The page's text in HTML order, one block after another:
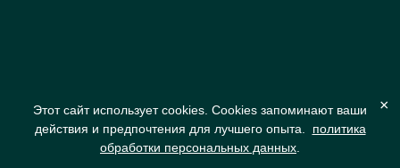
×
Этот сайт использует cookies. Cookies запоминают ваши
действия и предпочтения для лучшего опыта.
политика
обработки персональных данных